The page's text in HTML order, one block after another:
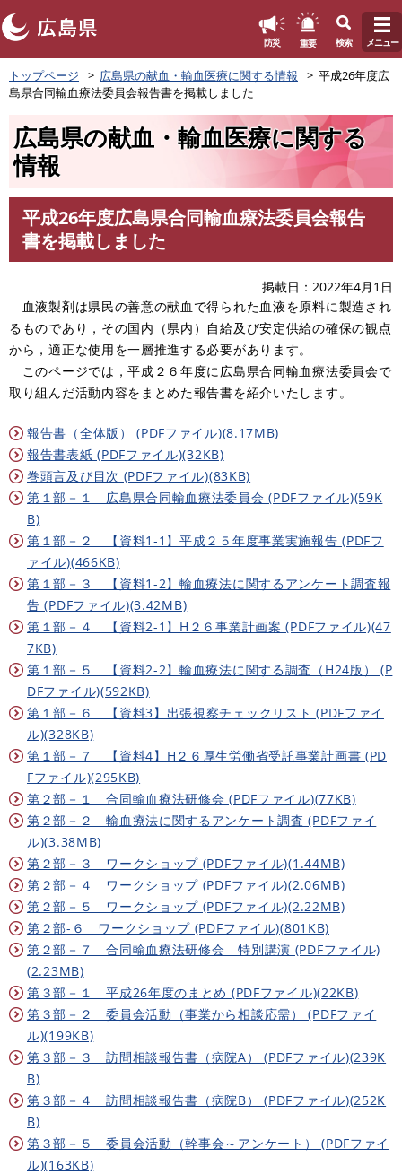
ペ
ー
ジ
す
防災 重要 検索 メニュー
トップページ 広島県の献血・輸血医療に関する情報
平成26年度広
島県合同輸血療法委員会報告書を掲載しました
広島県の献血・輸血医療に関する
情報
平成26年度広島県合同輸血療法委員会報告
書を掲載しました
掲載日
2022年4月1日
血液製剤は県民の善意の献血で得られた血液を原料に製造され
るものであり，その国内（県内）自給及び安定供給の確保の観点
から，適正な使用を一層推進する必要があります。
このページでは，平成２６年度に広島県合同輸血療法委員会で
取り組んだ活動内容をまとめた報告書を紹介いたします。
報告書（全体版） (PDFファイル)(8.17MB)
報告書表紙 (PDFファイル)(32KB)
巻頭言及び目次 (PDFファイル)(83KB)
第１部－１ 広島県合同輸血療法委員会 (PDFファイル)(59K
B)
第１部－２ 【資料1‐1】平成２５年度事業実施報告 (PDFフ
ァイル)(466KB)
第１部－３ 【資料1-2】輸血療法に関するアンケート調査報
告 (PDFファイル)(3.42MB)
第１部－４ 【資料2-1】H２６事業計画案 (PDFファイル)(47
7KB)
第１部－５ 【資料2-2】輸血療法に関する調査（H24版） (P
DFファイル)(592KB)
第１部－６ 【資料3】出張視察チェックリスト (PDFファイ
ル)(328KB)
第１部－７ 【資料4】H２６厚生労働省受託事業計画書 (PD
Fファイル)(295KB)
第２部－１ 合同輸血療法研修会 (PDFファイル)(77KB)
第２部－２ 輸血療法に関するアンケート調査 (PDFファイ
ル)(3.38MB)
第２部－３ ワークショップ (PDFファイル)(1.44MB)
第２部－４ ワークショップ (PDFファイル)(2.06MB)
第２部－５ ワークショップ (PDFファイル)(2.22MB)
第２部-６ ワークショップ (PDFファイル)(801KB)
第２部－７ 合同輸血療法研修会 特別講演 (PDFファイル)
(2.23MB)
第３部－１ 平成26年度のまとめ (PDFファイル)(22KB)
第３部－２ 委員会活動（事業から相談応需） (PDFファイ
ル)(199KB)
第３部－３ 訪問相談報告書（病院A） (PDFファイル)(239K
B)
第３部－４ 訪問相談報告書（病院B） (PDFファイル)(252K
B)
第３部－５ 委員会活動（幹事会～アンケート） (PDFファイ
ル)(163KB)